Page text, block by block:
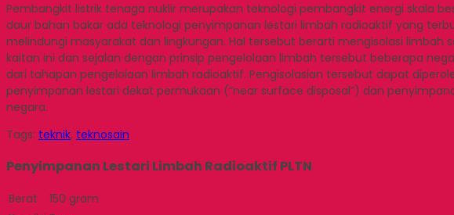
Pembangkit listrik tenaga nuklir merupakan teknologi pembangkit energi skala
daur bahan bakar ada teknologi penyimpanan lestari limbah radioaktif yang
melindungi masyarakat dan lingkungan. Hal tersebut berarti mengisolasi
kaitan ini dan sejalan dengan prinsip pengelolaan limbah tersebut beberapa
dari tahapan pengelolaan limbah radioaktif. Pengisolasian tersebut dapat
penyimpanan lestari dekat permukaan (“near surface disposal”) dan
negara.
Tags: teknik, teknosain
Penyimpanan Lestari Limbah Radioaktif PLTN
Berat
150 gram